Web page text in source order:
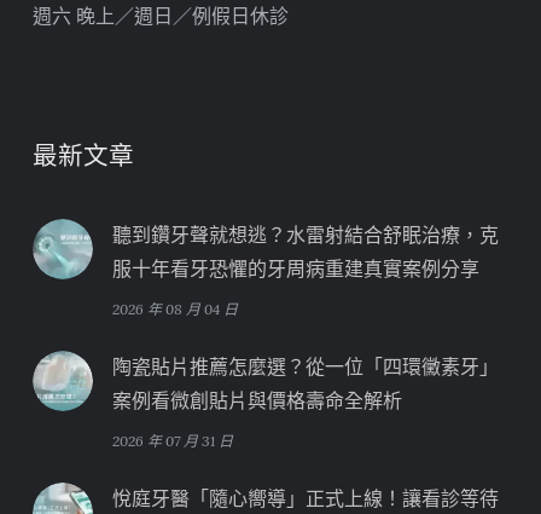
週六 晚上／週日／例假日休診
最新文章
聽到鑽牙聲就想逃？水雷射結合舒眠治療，克
服十年看牙恐懼的牙周病重建真實案例分享
2026 年 08 月 04 日
陶瓷貼片推薦怎麼選？從一位「四環黴素牙」
案例看微創貼片與價格壽命全解析
2026 年 07 月 31 日
悅庭牙醫「隨心嚮導」正式上線！讓看診等待